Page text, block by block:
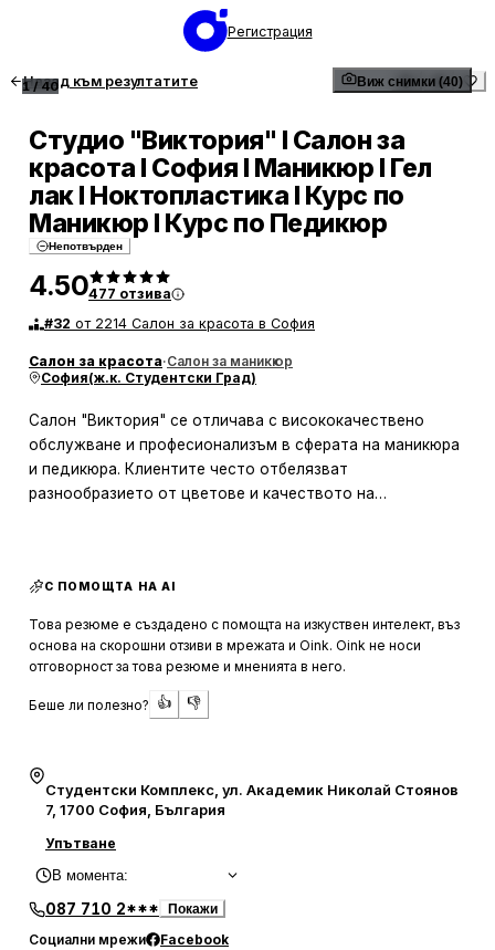
Регистрация
Назад към резултатите
1/40 Виж снимки (40)
Студио "Виктория" І Салон за
красота І София І Маникюр І Гел
лак І Ноктопластика І Курс по
Маникюр І Курс по Педикюр
Непотвърден
4.50477 отзива
#32 от 2214 Салон за красота в София
Салон за красота·Салон за маникюр
София(ж.к. Студентски Град)
Салон "Виктория" се отличава с висококачествено
обслужване и професионализъм в сферата на маникюра
и педикюра. Клиентите често отбелязват
разнообразието от цветове и качеството на
приветлив. Онлайн системата за запазване на часове
посещение, което е допълнителен плюс за заетите
хора.
Професионализмът на екипа в "Виктория" е високо
Специалистите като Кати, Вели и Меги са особено
похвалени за тяхната прецизност и умение да
ноктите и персонализирано обслужване, което оставя
клиентите удовлетворени и готови да се върнат
отново.
С ПОМОЩТА НА AI
Това резюме е създадено с помощта на изкуствен интелект, въз
основа на скорошни отзиви в мрежата и Oink. Oink не носи
отговорност за това резюме и мненията в него.
Беше ли полезно? 👍 👎
Студентски Комплекс, ул. Академик Николай Стоянов
7, 1700 София, България
Упътване
В момента:
087 710 2*** Покажи
Социални мрежи Facebook